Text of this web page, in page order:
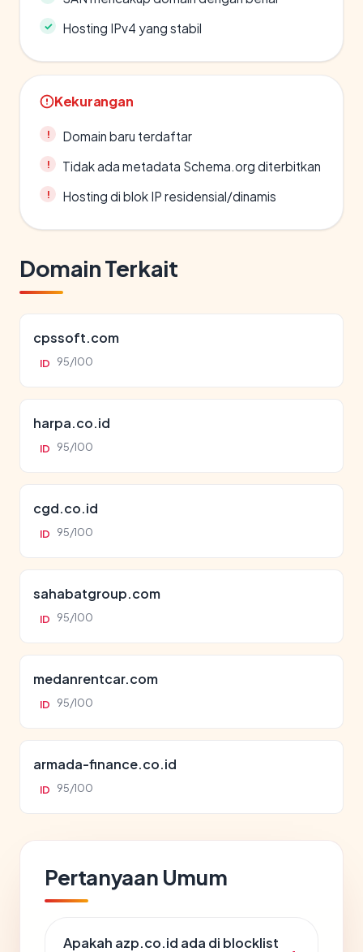
Hosting IPv4 yang stabil
Kekurangan
Domain baru terdaftar
Tidak ada metadata Schema.org diterbitkan
Hosting di blok IP residensial/dinamis
Domain Terkait
cpssoft.com
ID 95/100
harpa.co.id
ID 95/100
cgd.co.id
ID 95/100
sahabatgroup.com
ID 95/100
medanrentcar.com
ID 95/100
armada-finance.co.id
ID 95/100
Pertanyaan Umum
Apakah azp.co.id ada di blocklist